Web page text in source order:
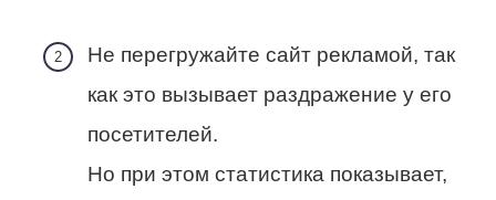
Не перегружайте сайт рекламой, так
как это вызывает раздражение у его
посетителей.
Но при этом статистика показывает,